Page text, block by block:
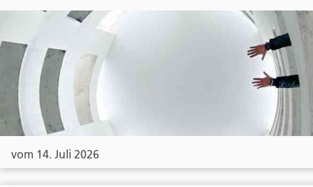
vom 14. Juli 2026